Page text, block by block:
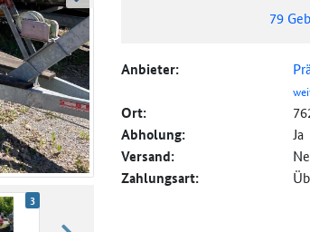
3
79
Anbieter:
Ort:
Abholung: Ja
Versand:
Zahlungsart: